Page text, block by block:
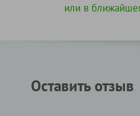
или в
Оставить отзыв